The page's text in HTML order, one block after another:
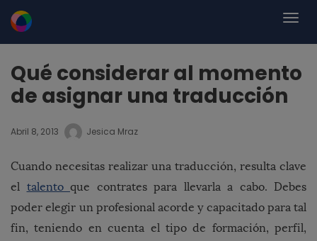
Qué considerar al momento
de asignar una traducción
Abril 8, 2013 Jesica Mraz
Cuando necesitas realizar una traducción, resulta clave
el talento que contrates para llevarla a cabo. Debes
poder elegir un profesional acorde y capacitado para tal
fin, teniendo en cuenta el tipo de formación, perfil,